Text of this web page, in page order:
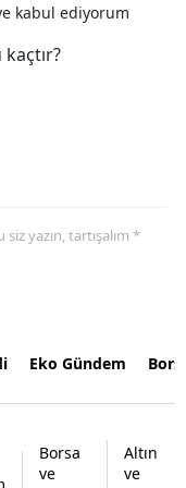
kabul ediyorum
yazın, tartışalım *
Eko Gündem
Borsa
ve
Altın
ve